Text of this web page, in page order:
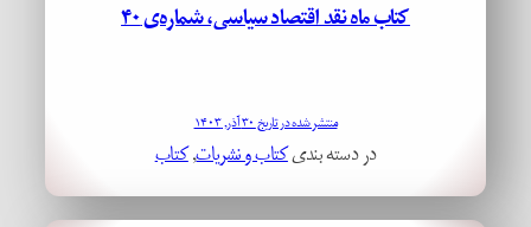
کتاب ماه نقد اقتصاد سیاسی، شماره‌ی ۴۰
منتشر شده در تاریخ ۳۰ آذر, ۱۴۰۳
در دسته بندیکتاب و نشریات, کتاب